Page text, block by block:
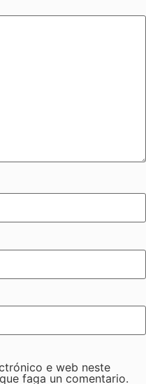
e web neste
faga un comentario.